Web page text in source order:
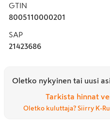
GTIN
8005110000201
SAP
21423686
Oletko nykyinen tai uusi
Tarkista hinnat
Oletko kuluttaja? Siirry K-